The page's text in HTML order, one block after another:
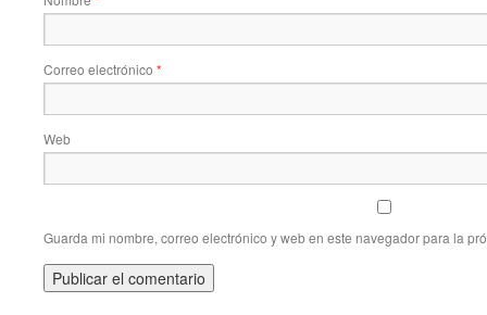
Correo electrónico *
Web
Guarda mi nombre, correo electrónico y web en este navegador para la